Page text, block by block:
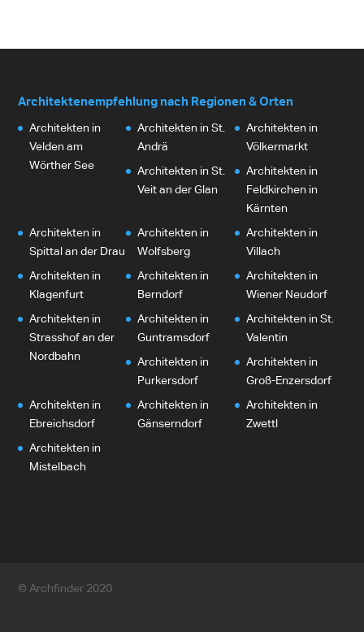
Architektenempfehlung nach Regionen & Orten
Architekten in
Velden am
Wörther See
Architekten in St.
Andrä
Architekten in
Völkermarkt
Architekten in St.
Veit an der Glan
Architekten in
Feldkirchen in
Kärnten
Architekten in
Spittal an der Drau
Architekten in
Wolfsberg
Architekten in
Villach
Architekten in
Klagenfurt
Architekten in
Berndorf
Architekten in
Wiener Neudorf
Architekten in
Strasshof an der
Nordbahn
Architekten in
Guntramsdorf
Architekten in St.
Valentin
Architekten in
Purkersdorf
Architekten in
Groß-Enzersdorf
Architekten in
Ebreichsdorf
Architekten in
Gänserndorf
Architekten in
Zwettl
Architekten in
Mistelbach
© Archfinder 2020